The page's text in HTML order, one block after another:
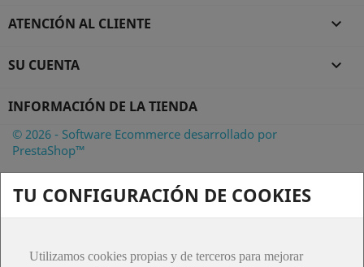
ATENCIÓN AL CLIENTE 
SU CUENTA 
TU CONFIGURACIÓN DE COOKIES
Utilizamos cookies propias y de terceros para mejorar
INFORMACIÓN DE LA TIENDA
© 2026 - Software Ecommerce desarrollado por
PrestaShop™